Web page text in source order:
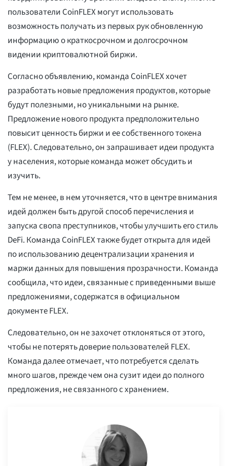
пользователи CoinFLEX могут использовать
возможность получать из первых рук обновленную
информацию о краткосрочном и долгосрочном
видении криптовалютной биржи.
Согласно объявлению, команда CoinFLEX хочет
разработать новые предложения продуктов, которые
будут полезными, но уникальными на рынке.
Предложение нового продукта предположительно
повысит ценность биржи и ее собственного токена
(FLEX). Следовательно, он запрашивает идеи продукта
у населения, которые команда может обсудить и
изучить.
Тем не менее, в нем уточняется, что в центре внимания
идей должен быть другой способ перечисления и
запуска свопа преступников, чтобы улучшить его стиль
DeFi. Команда CoinFLEX также будет открыта для идей
по использованию децентрализации хранения и
маржи данных для повышения прозрачности. Команда
сообщила, что идеи, связанные с приведенными выше
предложениями, содержатся в официальном
документе FLEX.
Следовательно, он не захочет отклоняться от этого,
чтобы не потерять доверие пользователей FLEX.
Команда далее отмечает, что потребуется сделать
много шагов, прежде чем она сузит идеи до полного
предложения, не связанного с хранением.